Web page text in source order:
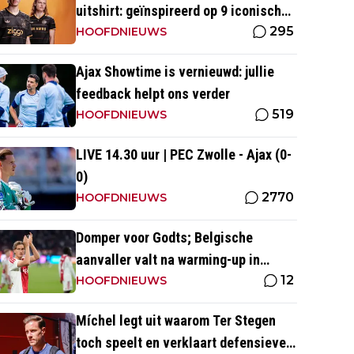
uitshirt: geïnspireerd op 9 iconische
momenten uit clubhistorie
HOOFDNIEUWS 295
Ajax Showtime is vernieuwd: jullie
feedback helpt ons verder
HOOFDNIEUWS 519
LIVE 14.30 uur | PEC Zwolle - Ajax (0-
0)
HOOFDNIEUWS 2770
Domper voor Godts; Belgische
aanvaller valt na warming-up in
Zwolle uit, maar loopt wel warm
HOOFDNIEUWS 12
Míchel legt uit waarom Ter Stegen
toch speelt en verklaart defensieve